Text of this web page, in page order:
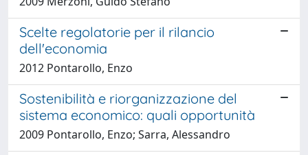
Scelte regolatorie per il rilancio
dell'economia
2012 Pontarollo, Enzo
Sostenibilità e riorganizzazione del
sistema economico: quali opportunità
2009 Pontarollo, Enzo; Sarra, Alessandro